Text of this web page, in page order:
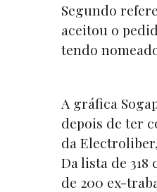
Segundo
aceitou o
tendo
A gráfica
depois de ter
da
Da lista de
de 200 ex-